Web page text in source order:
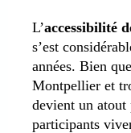
L’accessibilité
s’est
années. Bien
Montpellier et
devient un atout
participants